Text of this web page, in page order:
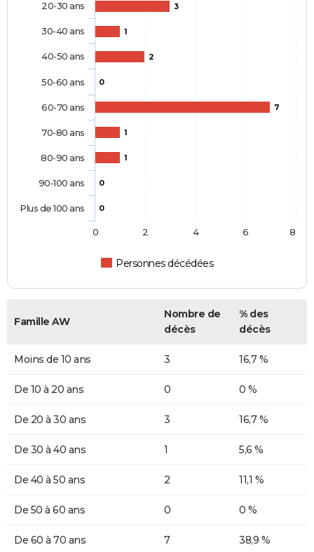
3
1
2
0
7
1
1
0
0
Personnes décédées
20-30 ans
30-40 ans
40-50 ans
50-60 ans
60-70 ans
70-80 ans
80-90 ans
90-100 ans
Plus de 100 ans
0 2 4 6 8
Famille AW
Nombre de
décès
% des
décès
Moins de 10 ans 3 16,7 %
De 10 à 20 ans 0 0 %
De 20 à 30 ans 3 16,7 %
De 30 à 40 ans 1 5,6 %
De 40 à 50 ans 2 11,1 %
De 50 à 60 ans 0 0 %
De 60 à 70 ans 7 38,9 %